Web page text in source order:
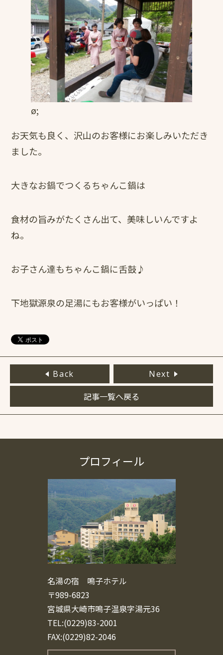
ø;
お天気も良く、沢山のお客様にお楽しみいただき
ました。
大きなお鍋でつくるちゃんこ鍋は
食材の旨みがたくさん出て、美味しいんですよ
ね。
お子さん達もちゃんこ鍋に舌鼓♪
下地獄源泉の足湯にもお客様がいっぱい！
Back Next
記事一覧へ戻る
プロフィール
名湯の宿 鳴子ホテル
〒989-6823
宮城県大崎市鳴子温泉字湯元36
TEL:(0229)83-2001
FAX:(0229)82-2046